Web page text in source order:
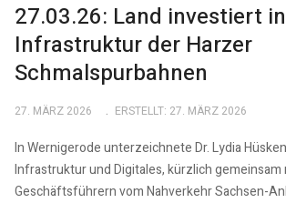
27.03.26: Land investiert in
Infrastruktur der Harzer
Schmalspurbahnen
27. MÄRZ 2026 ERSTELLT: 27. MÄRZ 2026
In Wernigerode unterzeichnete Dr. Lydia
Infrastruktur und Digitales, kürzlich gemeinsam
Geschäftsführern vom Nahverkehr Sachsen-